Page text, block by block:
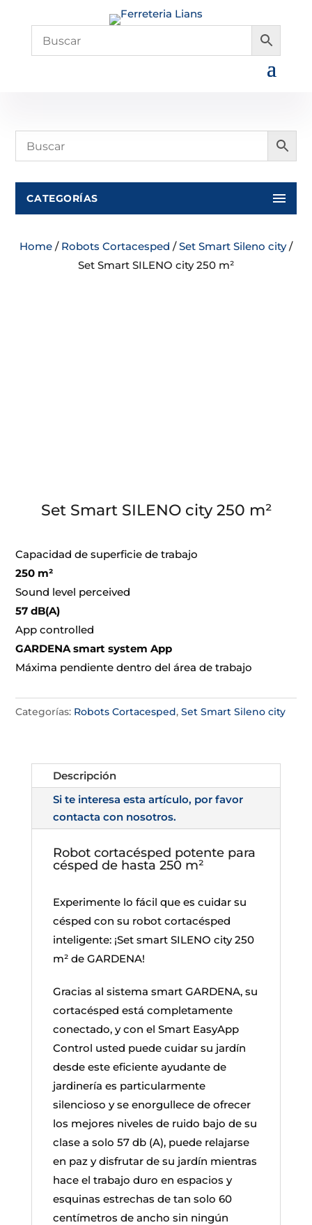
CATEGORÍAS
Home / Robots Cortacesped /Set Smart Sileno city/
Set Smart SILENO city 250 m²
Set Smart SILENO city 250 m²
Capacidad de superficie de trabajo
250 m²
Sound level perceived
57 dB(A)
App controlled
GARDENA smart system App
Máxima pendiente dentro del área de trabajo
Categorías: Robots Cortacesped,Set Smart Sileno city
Descripción
Si te interesa esta artículo, por favor
contacta con nosotros.
Robot cortacésped potente para
césped de hasta 250 m²
Experimente lo fácil que es cuidar su
césped con su robot cortacésped
inteligente: ¡Set smart SILENO city 250
m² de GARDENA!
Gracias al sistema smart GARDENA, su
cortacésped está completamente
conectado, y con el Smart EasyApp
Control usted puede cuidar su jardín
desde este eficiente ayudante de
jardinería es particularmente
silencioso y se enorgullece de ofrecer
los mejores niveles de ruido bajo de su
clase a solo 57 db (A), puede relajarse
en paz y disfrutar de su jardín mientras
hace el trabajo duro en espacios y
esquinas estrechas de tan solo 60
centímetros de ancho sin ningún